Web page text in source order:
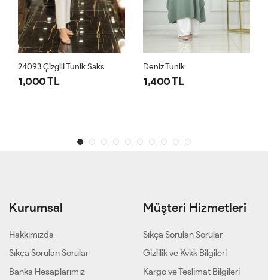
24093 Çizgili Tunik Saks
1,000 TL
Deniz Tunik
1,400 TL
Kurumsal
Hakkımızda
Sıkça Sorulan Sorular
Banka Hesaplarımız
Müşteri Hizmetleri
Sıkça Sorulan Sorular
Gizlilik ve Kvkk Bilgileri
Kargo ve Teslimat Bilgileri